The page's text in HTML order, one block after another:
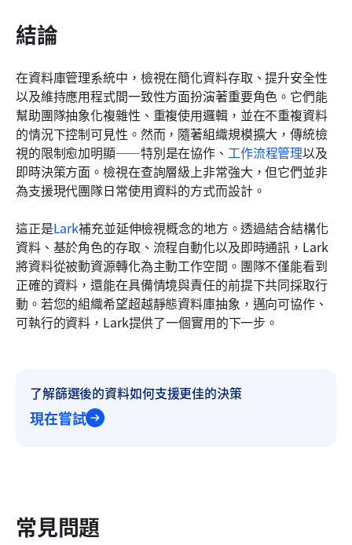
結論
在資料庫管理系統中，檢視在簡化資料存取、提升安全性
以及維持應用程式間一致性方面扮演著重要角色。它們能
幫助團隊抽象化複雜性、重複使用邏輯，並在不重複資料
的情況下控制可見性。然而，隨著組織規模擴大，傳統檢
視的限制愈加明顯——特別是在協作、 工作流程管理以及
即時決策方面。檢視在查詢層級上非常強大，但它們並非
為支援現代團隊日常使用資料的方式而設計。
這正是Lark補充並延伸檢視概念的地方。透過結合結構化
資料、基於角色的存取、流程自動化以及即時通訊，Lark
將資料從被動資源轉化為主動工作空間。團隊不僅能看到
正確的資料，還能在具備情境與責任的前提下共同採取行
動。若您的組織希望超越靜態資料庫抽象，邁向可協作、
可執行的資料，Lark提供了一個實用的下一步。
了解篩選後的資料如何支援更佳的決策
現在嘗試
常見問題